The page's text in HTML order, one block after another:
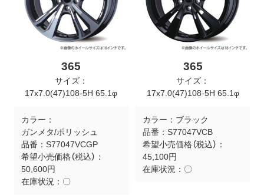
365
サイズ：
17x7.0(47)108-5H 65.1φ
カラー：
ガンメタ/ポリッシュ
品番： S77047VCGP
希望小売価格（税込）：
50,600円
在庫状況： 〇
365
サイズ：
17x7.0(47)108-5H 65.1φ
カラー： ブラック
品番： S77047VCB
希望小売価格（税込）：
45,100円
在庫状況： 〇